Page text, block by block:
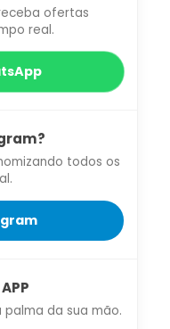
ofertas
real.
todos os
da sua mão.